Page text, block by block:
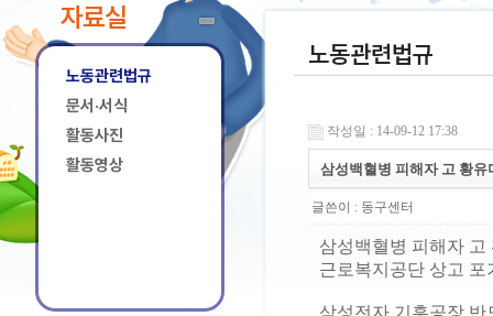
자료실
노동관련법규
문서·서식
활동사진
활동영상
노동관련법규
작성일 : 14-09-12 17:38
삼성백혈병 피해자 고 황유
글쓴이 : 동구센터
삼성백혈병 피해자 고
근로복지공단 상고
삼성전자 기흥공장 반